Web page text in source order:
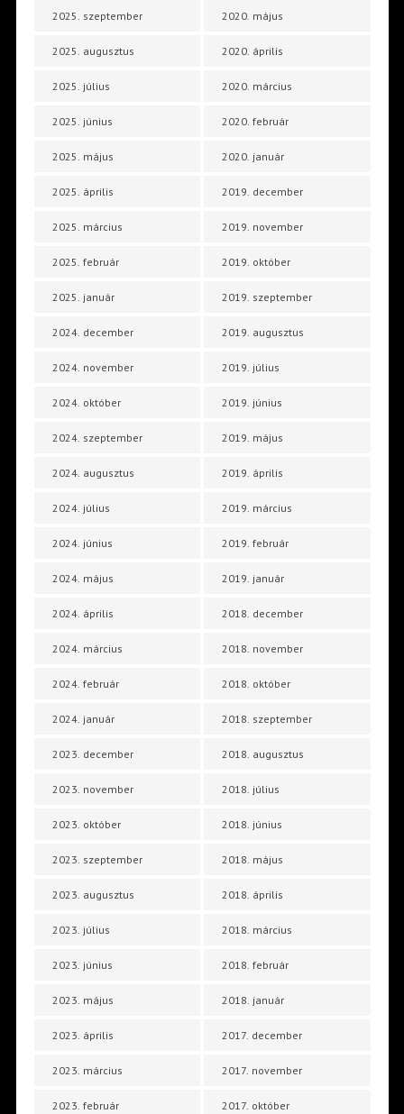
2025. szeptember
2025. augusztus
2025. július
2025. június
2025. május
2025. április
2025. március
2025. február
2025. január
2024. december
2024. november
2024. október
2024. szeptember
2024. augusztus
2024. július
2024. június
2024. május
2024. április
2024. március
2024. február
2024. január
2023. december
2023. november
2023. október
2023. szeptember
2023. augusztus
2023. július
2023. június
2023. május
2023. április
2023. március
2023. február
2020. május
2020. április
2020. március
2020. február
2020. január
2019. december
2019. november
2019. október
2019. szeptember
2019. augusztus
2019. július
2019. június
2019. május
2019. április
2019. március
2019. február
2019. január
2018. december
2018. november
2018. október
2018. szeptember
2018. augusztus
2018. július
2018. június
2018. május
2018. április
2018. március
2018. február
2018. január
2017. december
2017. november
2017. október